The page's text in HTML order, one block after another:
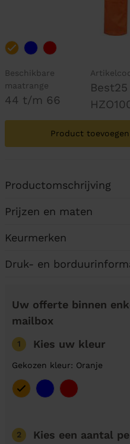
Beschikbare
maatrange
44 t/m 66
Product
Productomschrijving
Prijzen en maten
Keurmerken
Druk- en
Uw offerte binnen
mailbox
1 Kies uw kleur
Gekozen kleur: Oranje
2 Kies een aantal